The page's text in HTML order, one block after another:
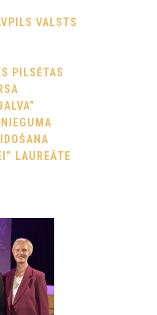
VALSTS
PILSĒTAS
LAUREĀTE